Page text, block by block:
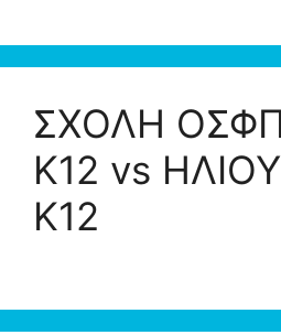
ΣΧΟΛΗ
Κ12 vs
K12